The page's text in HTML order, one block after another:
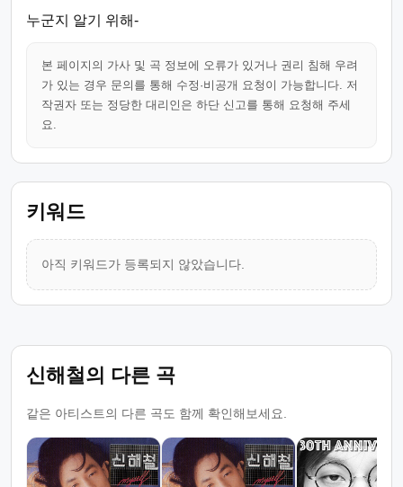
누군지 알기 위해-
본 페이지의 가사 및 곡 정보에 오류가 있거나 권리 침해 우려
가 있는 경우 문의를 통해 수정·비공개 요청이 가능합니다. 저
작권자 또는 정당한 대리인은 하단 신고를 통해 요청해 주세
요.
키워드
아직 키워드가 등록되지 않았습니다.
신해철의 다른 곡
같은 아티스트의 다른 곡도 함께 확인해보세요.